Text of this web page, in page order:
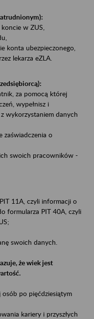
w ZUS,
konta ubezpieczonego,
lekarza eZLA.
za pomocą której
wypełnisz i
wykorzystaniem danych
zaświadczenia o
swoich pracowników -
11A, czyli informacji o
formularza PIT 40A, czyli
swoich danych.
że wiek jest
po pięćdziesiątym
kariery i przyszłych